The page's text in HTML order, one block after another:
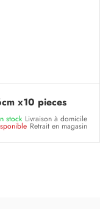
x10 pieces
stock Livraison à domicile
Retrait en magasin